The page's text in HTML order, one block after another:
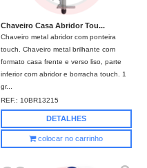
Chaveiro Casa Abridor Tou...
Chaveiro metal abridor com ponteira
touch. Chaveiro metal brilhante com
formato casa frente e verso liso, parte
inferior com abridor e borracha touch. 1
gr...
REF.: 10BR13215
DETALHES
colocar no carrinho